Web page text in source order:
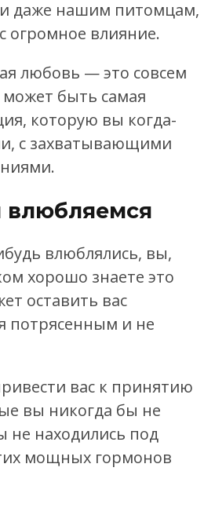
даже нашим питомцам,
огромное влияние.
любовь — это совсем
может быть самая
которую вы когда-
с захватывающими
влюблялись, вы,
хорошо знаете это
оставить вас
потрясенным и не
вас к принятию
вы никогда бы не
не находились под
мощных гормонов